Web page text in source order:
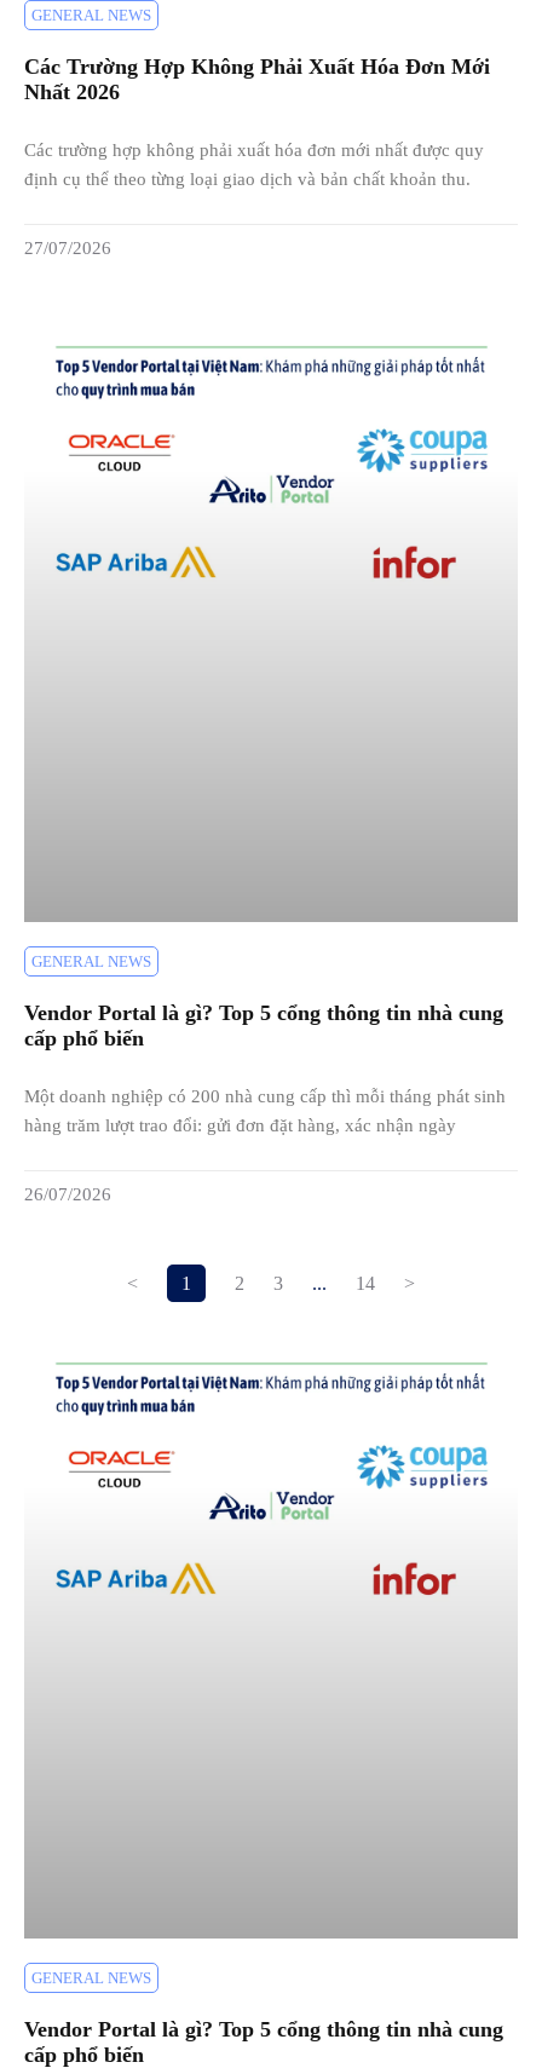
GENERAL NEWS
Các Trường Hợp Không Phải Xuất Hóa Đơn Mới
Nhất 2026
Các trường hợp không phải xuất hóa đơn mới nhất được quy
định cụ thể theo từng loại giao dịch và bản chất khoản thu.
27/07/2026
GENERAL NEWS
Vendor Portal là gì? Top 5 cổng thông tin nhà cung
cấp phổ biến
Một doanh nghiệp có 200 nhà cung cấp thì mỗi tháng phát sinh
hàng trăm lượt trao đổi: gửi đơn đặt hàng, xác nhận ngày
26/07/2026
< 1 2 3 ... 14 >
GENERAL NEWS
Vendor Portal là gì? Top 5 cổng thông tin nhà cung
cấp phổ biến